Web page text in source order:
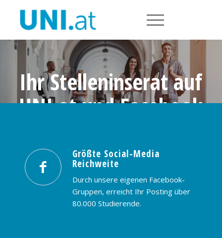
Ihr Stelleninserat auf
UNI.at und Facebook
PREISE & BUCHUNG KONTAKT
Größte Social-Media
Reichweite
Durch unsere eigenen Facebook-
Gruppen, erreicht Ihr Posting über
80.000 Studierende.